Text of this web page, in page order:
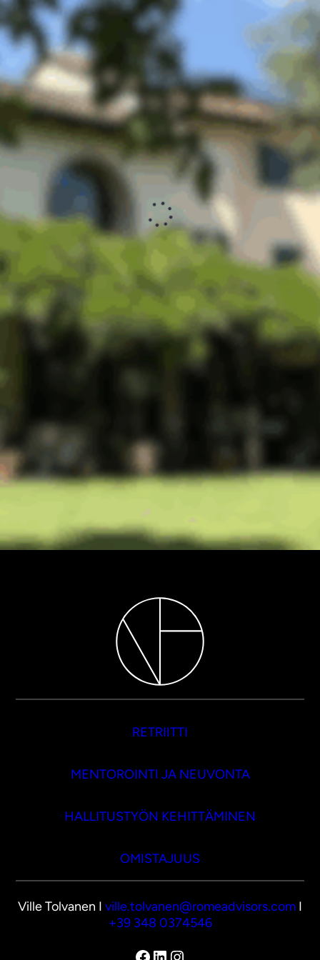
RETRIITTI
MENTOROINTI JA NEUVONTA
HALLITUSTYÖN KEHITTÄMINEN
OMISTAJUUS
Ville Tolvanen I ville.tolvanen@romeadvisors.com I
+39 348 0374546
Facebook
LinkedIn
Instagram